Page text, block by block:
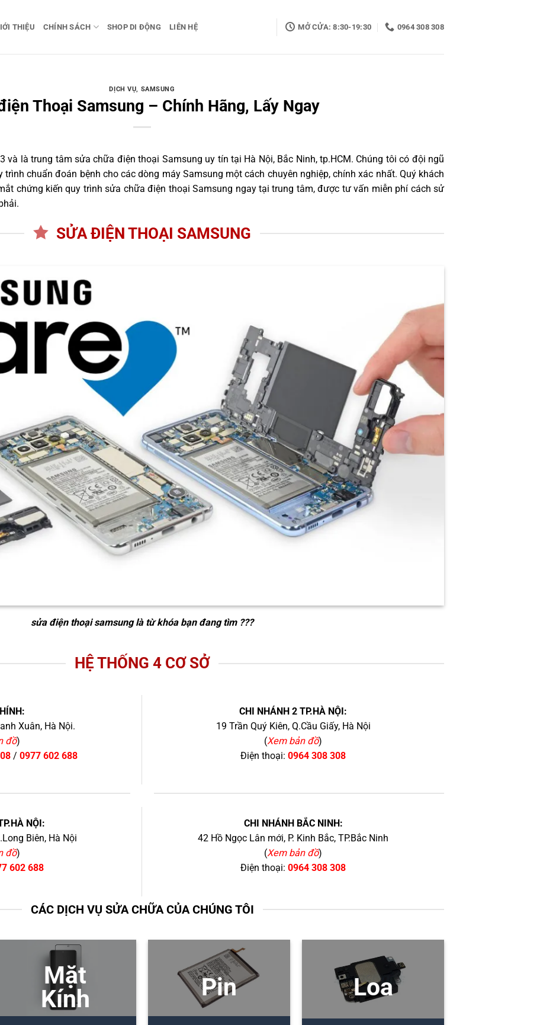
THIỆU CHÍNH SÁCH SHOP DI ĐỘNG LIÊN HỆ MỞ CỬA: 8:30-19:30 0964 308 308
DỊCH VỤ, SAMSUNG
Thoại Samsung – Chính Hãng, Lấy Ngay
và là trung tâm sửa chữa điện thoại Samsung uy tín tại Hà Nội, Bắc Ninh, tp.HCM. Chúng tôi có đội ngũ
trình chuẩn đoán bệnh cho các dòng máy Samsung một cách chuyên nghiệp, chính xác nhất. Quý khách
chứng kiến quy trình sửa chữa điện thoại Samsung ngay tại trung tâm, được tư vấn miễn phí cách sử
SỬA ĐIỆN THOẠI SAMSUNG
sửa điện thoại samsunglà từ khóa bạn đang tìm ???
HỆ THỐNG 4 CƠ SỞ
Xuân, Hà Nội.
đồ)
/ 0977 602 688
CHI NHÁNH 2 TP.HÀ NỘI:
19 Trần Quý Kiên, Q.Cầu Giấy, Hà Nội
(Xem bản đồ)
Điện thoại: 0964 308 308
NỘI:
Biên, Hà Nội
đồ)
602 688
CHI NHÁNH BẮC NINH:
42 Hồ Ngọc Lân mới, P. Kinh Bắc, TP.Bắc Ninh
(Xem bản đồ)
Điện thoại: 0964 308 308
CÁC DỊCH VỤ SỬA CHỮA CỦA CHÚNG TÔI
Mặt
Kính
Pin Loa